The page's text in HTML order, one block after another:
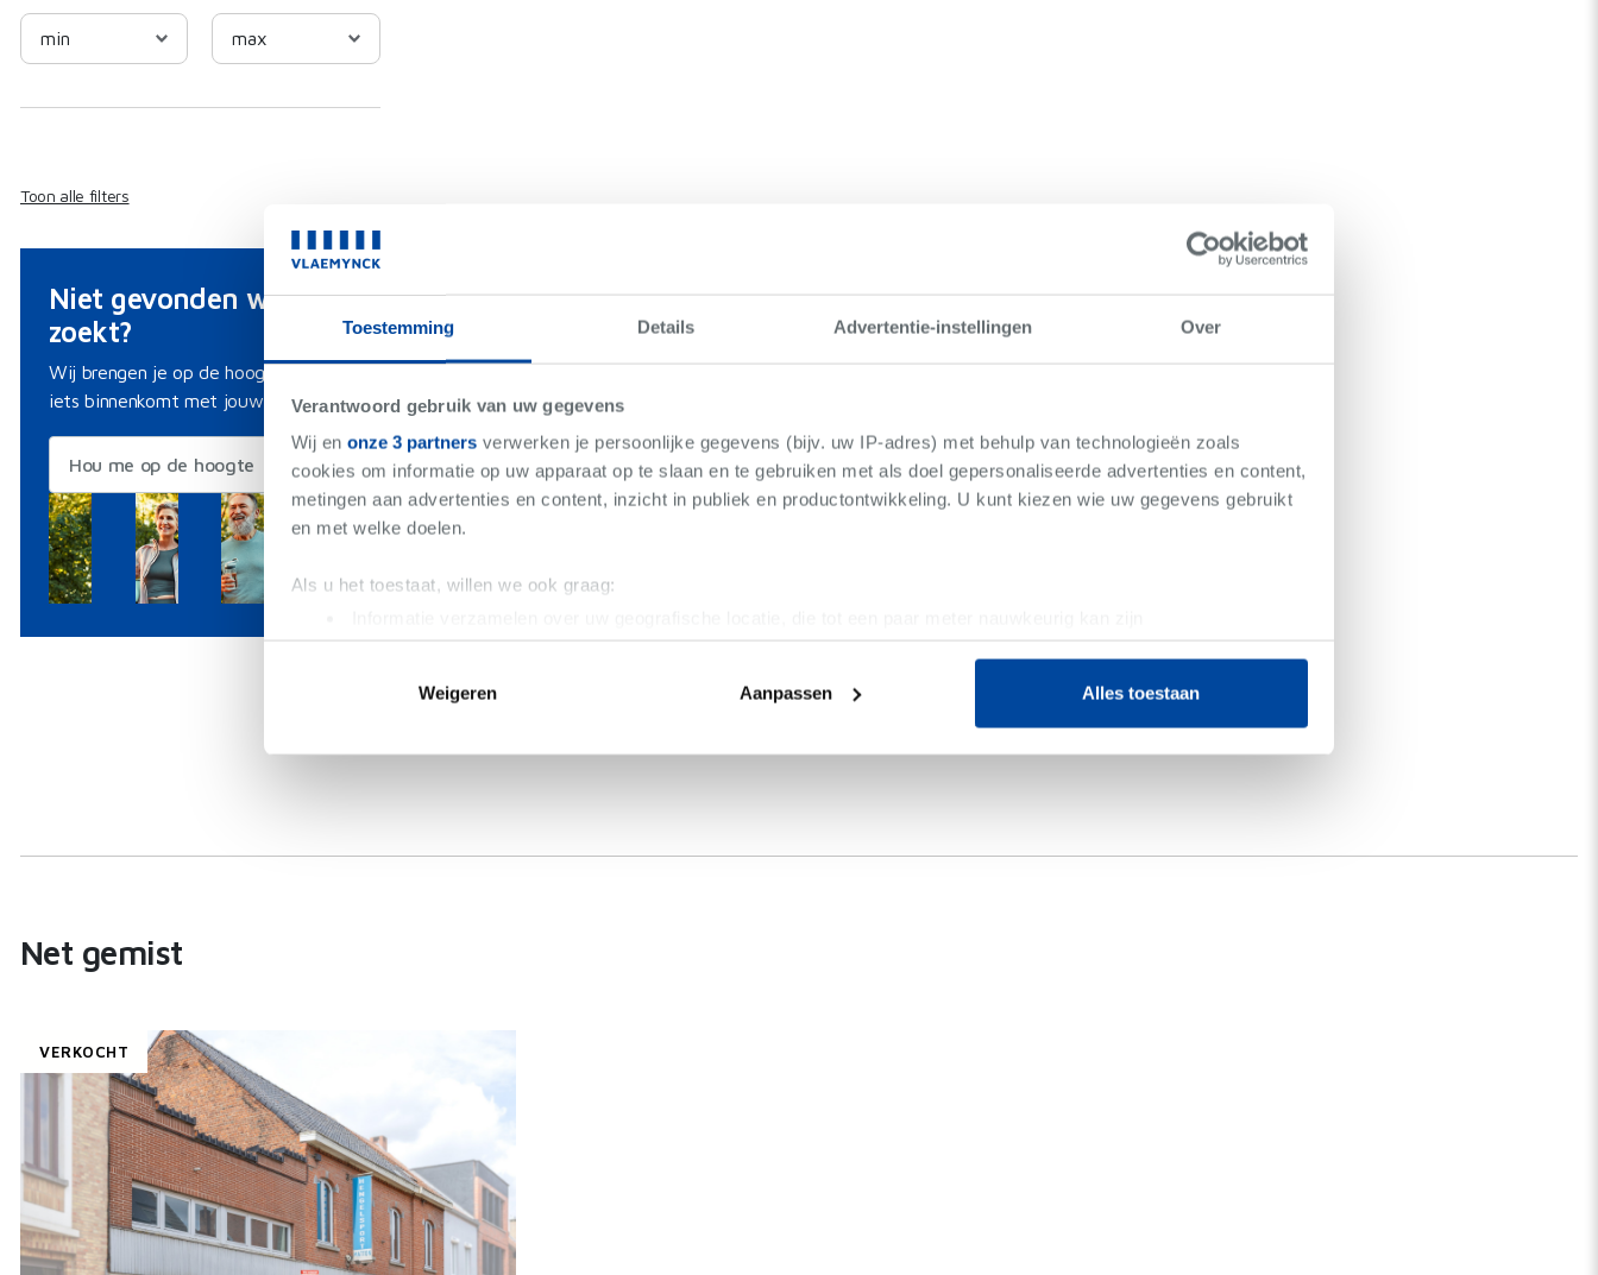
Toestemming Details Advertentie-instellingen Over
Verantwoord gebruik van uw gegevens
Wij en onze 3 partners verwerken je persoonlijke gegevens (bijv. uw IP-adres) met behulp van technologieën zoals
cookies om informatie op uw apparaat op te slaan en te gebruiken met als doel gepersonaliseerde advertenties en content,
metingen aan advertenties en content, inzicht in publiek en productontwikkeling. U kunt kiezen wie uw gegevens gebruikt
en met welke doelen.
Als u het toestaat, willen we ook graag:
Uw apparaat identificeren door het actief te scannen op specifieke eigenschappen (fingerprinting)
toestemming op elk moment wijzigen of intrekken in de Cookieverklaring.
verstrekt of die ze hebben verzameld op basis van uw gebruik van hun services.
Weigeren Aanpassen Alles toestaan
Toon alle filters
Niet gevonden wat je
zoekt?
Wij brengen je op de hoogte als er
iets binnenkomt met jouw criteria.
Hou me op de hoogte
Net gemist
VERKOCHT